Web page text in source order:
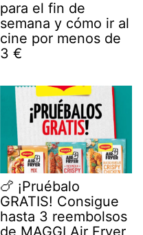
para el fin de
semana y cómo ir al
cine por menos de
3 €
🍗 ¡Pruébalo
GRATIS! Consigue
hasta 3 reembolsos
de MAGGI Air Fryer